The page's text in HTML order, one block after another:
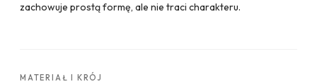
zachowuje prostą formę, ale nie traci charakteru.
MATERIAŁ I KRÓJ